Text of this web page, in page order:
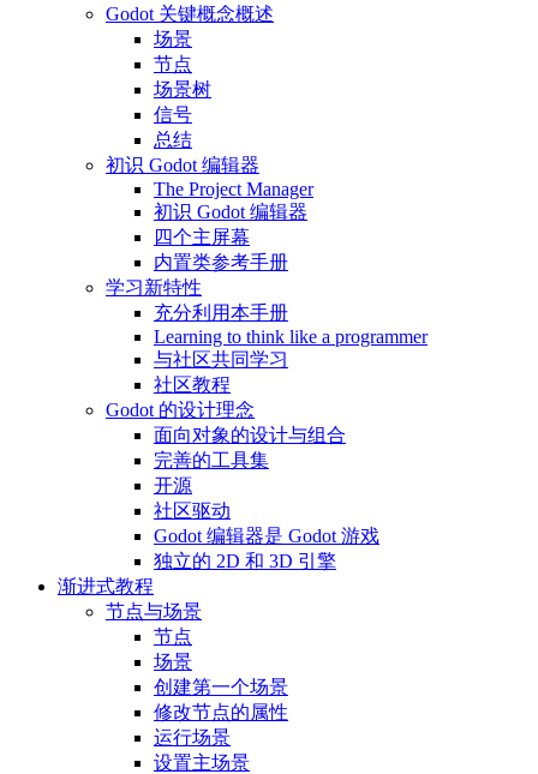
Godot 关键概念概述
场景
节点
场景树
信号
总结
初识 Godot 编辑器
The Project Manager
初识 Godot 编辑器
四个主屏幕
内置类参考手册
学习新特性
充分利用本手册
Learning to think like a programmer
与社区共同学习
社区教程
Godot 的设计理念
面向对象的设计与组合
完善的工具集
开源
社区驱动
Godot 编辑器是 Godot 游戏
独立的 2D 和 3D 引擎
渐进式教程
节点与场景
节点
场景
创建第一个场景
修改节点的属性
运行场景
设置主场景